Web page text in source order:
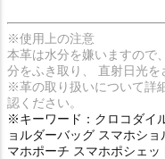
※使用上の注意
本革は水分を嫌いますので
分をふき取り、 直射日光を
※革の取り扱いについて詳
認ください。
※キーワード：クロコダイ
ョルダーバッグ スマホシ
マホポーチ スマホポシェッ